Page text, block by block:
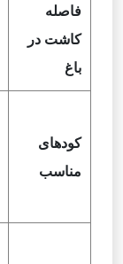
فاصله
کاشت در
باغ
کودهای
مناسب